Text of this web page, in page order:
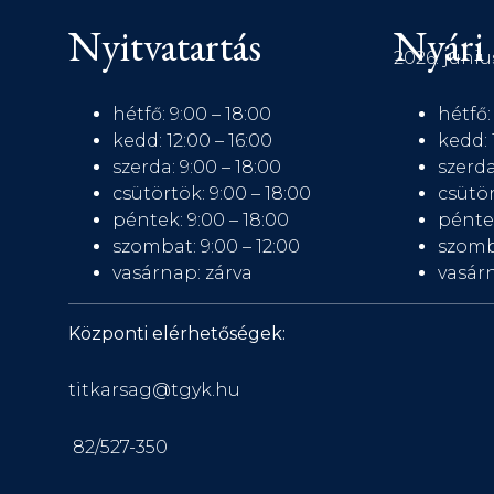
Nyitvatartás
hétfő: 9:00 – 18:00
kedd: 12:00 – 16:00
szerda: 9:00 – 18:00
csütörtök: 9:00 – 18:00
péntek: 9:00 – 18:00
szombat: 9:00 – 12:00
vasárnap: zárva
Nyári
2026.
hétfő:
kedd:
Központi elérhetőségek:
titkarsag@tgyk.hu
82/527-350